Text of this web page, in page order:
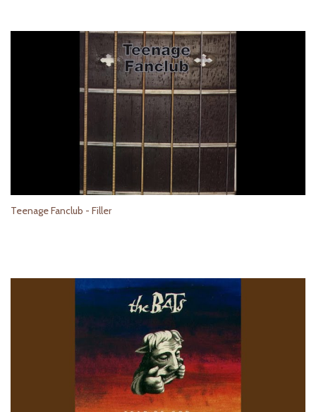
Teenage Fanclub - Filler